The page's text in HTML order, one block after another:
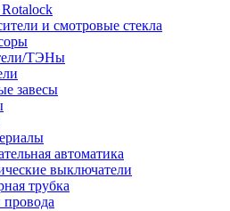
и смотровые стекла
ТЭНы
завесы
автоматика
выключатели
трубка